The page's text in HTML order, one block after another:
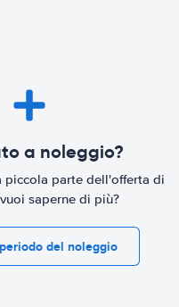
a noleggio?
piccola parte dell'offerta di
saperne di più?
del noleggio